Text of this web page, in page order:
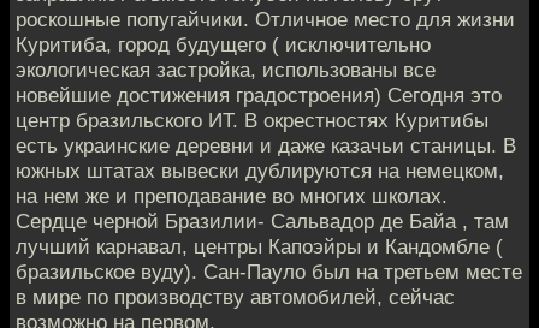
роскошные попугайчики. Отличное место для жизни
Куритиба, город будущего ( исключительно
экологическая застройка, использованы все
новейшие достижения градостроения) Сегодня это
центр бразильского ИТ. В окрестностях Куритибы
есть украинские деревни и даже казачьи станицы. В
южных штатах вывески дублируются на немецком,
на нем же и преподавание во многих школах.
Сердце черной Бразилии- Сальвадор де Байа , там
лучший карнавал, центры Капоэйры и Кандомбле (
бразильское вуду). Сан-Пауло был на третьем месте
в мире по производству автомобилей, сейчас
возможно на первом.